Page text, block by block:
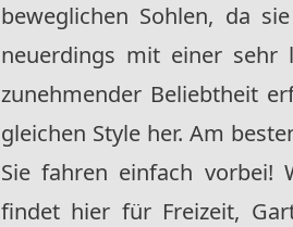
beweglichen Sohlen, da
neuerdings mit einer sehr
zunehmender Beliebtheit
gleichen Style her. Am
Sie fahren einfach vorbei!
findet hier für Freizeit,